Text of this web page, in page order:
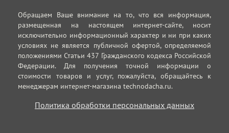
Обращаем Ваше внимание на то, что вся информация,
размещенная на настоящем интернет-сайте, носит
исключительно информационный характер и ни при каких
условиях не является публичной офертой, определяемой
положениями Статьи 437 Гражданского кодекса Российской
Федерации. Для получения точной информации о
стоимости товаров и услуг, пожалуйста, обращайтесь к
менеджерам интернет-магазина technodacha.ru.
Политика обработки персональных данных